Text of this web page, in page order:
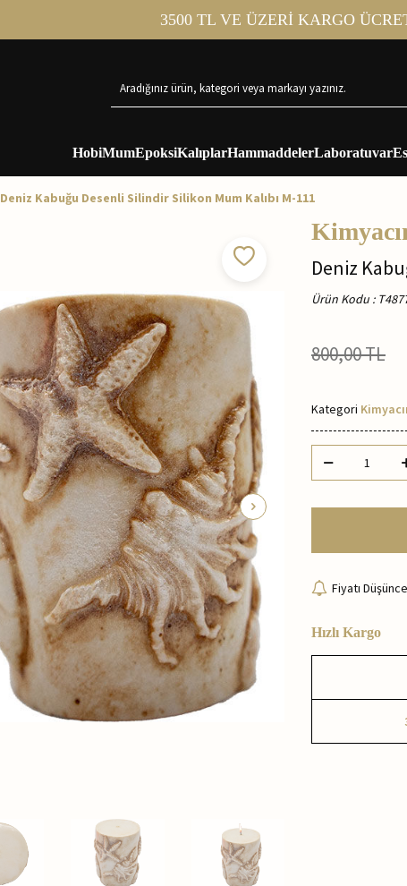
3500 TL VE ÜZERİ KARGO
HobiMumEpoksiKalıplarHammaddelerLaboratuvar
Deniz Kabuğu Desenli Silindir Silikon Mum Kalıbı M-111
Deniz
Ürün Kodu :
800,00TL
Kategori
Fiyatı
Hızlı Kargo